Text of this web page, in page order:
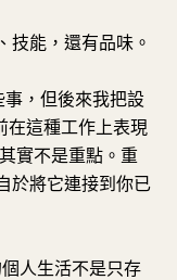
技能，還有品味。
，但後來我把設
在這種工作上表現
實不是重點。重
於將它連接到你已
人生活不是只存